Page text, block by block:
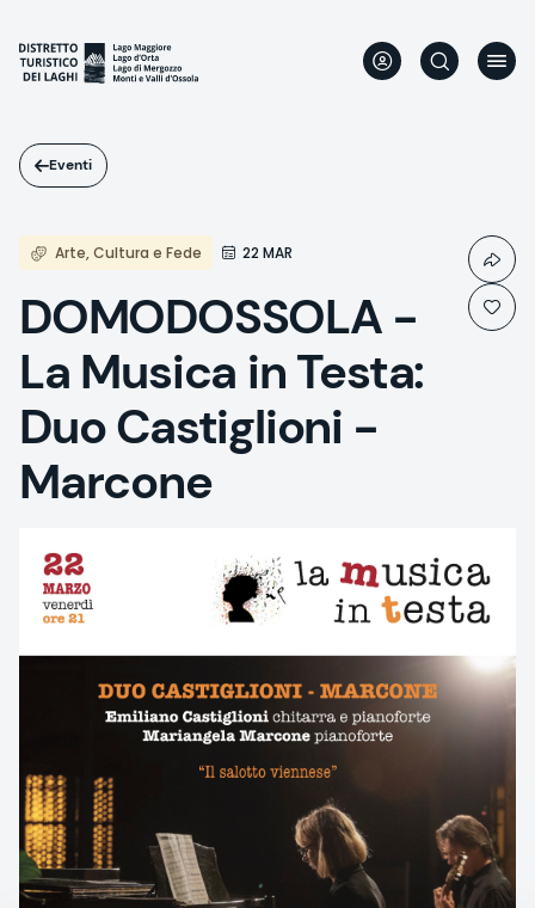
contenuto
principale
Eventi
Arte, Cultura e Fede 22 MAR
DOMODOSSOLA -
La Musica in Testa:
Duo Castiglioni -
Marcone